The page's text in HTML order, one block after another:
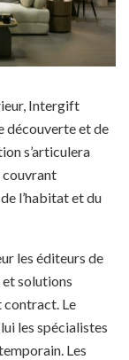
Intergift
découverte et de
s’articulera
couvrant
l’habitat et du
les éditeurs de
solutions
contract. Le
les spécialistes
Les